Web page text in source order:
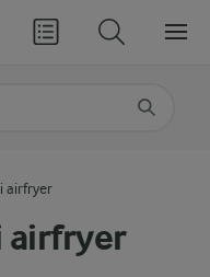
airfryer
airfryer